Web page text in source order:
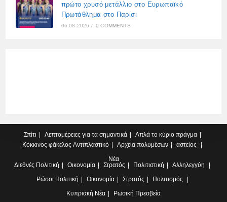
πρώτο χρυσό μετάλλιο στο Ευρωπαϊκό
Πρωτάθλημα στο Παρίσι
06.08.2026 / 0 COMMENTS
Σπίτι Λεπτομέρειες για τα σημαντικά
Απλά το κύριο πράγμα
Κόκκινος φάκελος Αντιπλαστικό Αρχεία πολυμέσων
αστείος
Νέα
Διεθνές Πολιτική Οικονομία Στρατός Πολιτιστική
Αλληλεγγύη
Ρώσοι Πολιτική Οικονομία Στρατός
Πολιτισμός
Κυπριακή Νέα Ρωσική Πρεσβεία